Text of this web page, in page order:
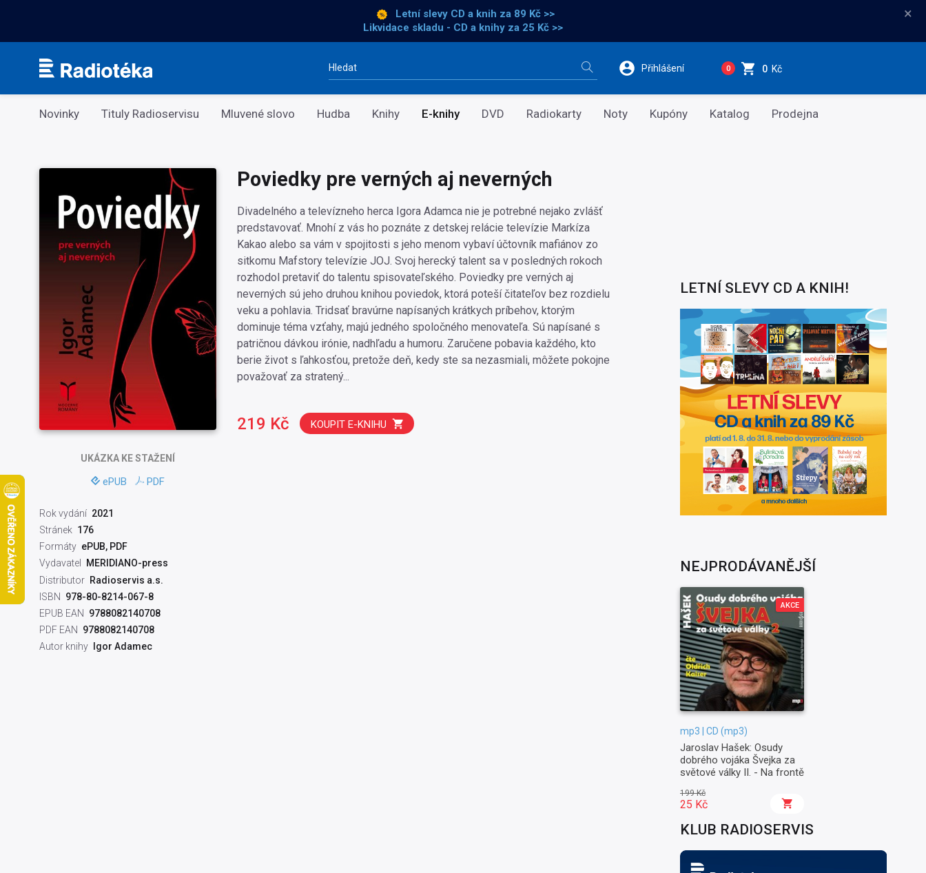
Letní slevy CD a knih za 89 Kč >>
Likvidace skladu - CD a knihy za 25 Kč >>
×
Vyhledávání Přihlášení 0 0 Kč
Kategorie
Novinky Tituly Radioservisu Mluvené slovo Hudba Knihy E-knihy DVD Radiokarty Noty Kupóny Katalog Prodejna
UKÁZKAKE STAŽENÍ
ePUB PDF
Rok vydání 2021
Stránek 176
Formáty ePUB, PDF
Vydavatel
MERIDIANO-press
Distributor Radioservis a.s.
ISBN
978-80-8214-067-8
EPUB EAN
9788082140708
PDF EAN
9788082140708
Autor knihy
Igor Adamec
Poviedky pre verných aj neverných
Divadelného a televízneho herca Igora Adamca nie je potrebné nejako zvlášť
predstavovať. Mnohí z vás ho poznáte z detskej relácie televízie Markíza
Kakao alebo sa vám v spojitosti s jeho menom vybaví účtovník mafiánov zo
sitkomu Mafstory televízie JOJ. Svoj herecký talent sa v posledných rokoch
rozhodol pretaviť do talentu spisovateľského. Poviedky pre verných aj
neverných sú jeho druhou knihou poviedok, ktorá poteší čitateľov bez rozdielu
veku a pohlavia. Tridsať bravúrne napísaných krátkych príbehov, ktorým
dominuje téma vzťahy, majú jedného spoločného menovateľa. Sú napísané s
patričnou dávkou irónie, nadhľadu a humoru. Zaručene pobavia každého, kto
berie život s ľahkosťou, pretože deň, kedy ste sa nezasmiali, môžete pokojne
považovať za stratený...
219 Kč KOUPIT E-KNIHU
LETNÍ SLEVY CD A KNIH!
NEJPRODÁVANĚJŠÍ
AKCE
mp3 | CD (mp3)
Jaroslav Hašek: Osudy
dobrého vojáka Švejka za
světové války II. - Na frontě
199 Kč
25 Kč
KLUB RADIOSERVIS